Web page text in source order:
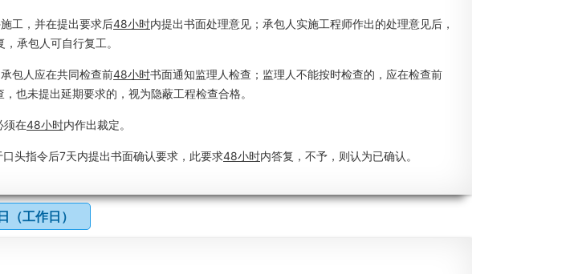
工，并在提出要求后48小时内提出书面处理意见；承包人实施工程师作出的处理意见后，
，承包人可自行复工。
包人应在共同检查前48小时书面通知监理人检查；监理人不能按时检查的，应在检查前
，也未提出延期要求的，视为隐蔽工程检查合格。
须在48小时内作出裁定。
头指令后7天内提出书面确认要求，此要求48小时内答复，不予，则认为已确认。
（工作日）